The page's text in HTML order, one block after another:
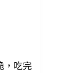
，吃完